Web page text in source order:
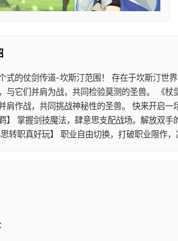
式的仗剑传道-坎斯汀范围！ 存在于坎斯汀世
与它们并肩为战，共同检验莫测的圣兽。 《
肩作战，共同挑战神秘性的圣兽。 快来开启
】 掌握剑技魔法，肆意思支配战场。解放双
转职真好玩】 职业自由切换，打破职业限作